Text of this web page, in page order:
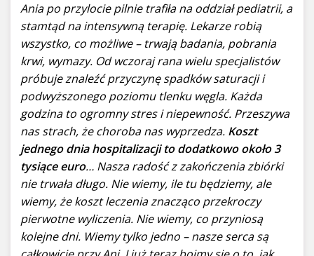
Ania po przylocie pilnie trafiła na oddział pediatrii, a
stamtąd na intensywną terapię. Lekarze robią
wszystko, co możliwe – trwają badania, pobrania
krwi, wymazy. Od wczoraj rana wielu specjalistów
próbuje znaleźć przyczynę spadków saturacji i
podwyższonego poziomu tlenku węgla. Każda
godzina to ogromny stres i niepewność. Przeszywa
nas strach, że choroba nas wyprzedza. Koszt
jednego dnia hospitalizacji to dodatkowo około 3
tysiące euro… Nasza radość z zakończenia zbiórki
nie trwała długo. Nie wiemy, ile tu będziemy, ale
wiemy, że koszt leczenia znacząco przekroczy
pierwotne wyliczenia. Nie wiemy, co przyniosą
kolejne dni. Wiemy tylko jedno – nasze serca są